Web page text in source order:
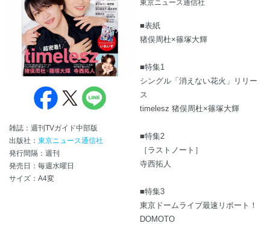
雑誌：週刊TVガイド中部版
出版社： 東京ニュース通信社
発行間隔：週刊
発売日：毎週水曜日
サイズ：A4変
東京ニュース通信社
■表紙
猪俣周杜×篠塚大輝
■特集1
シングル「消えない花火」リリー
ス
timelesz 猪俣周杜×篠塚大輝
■特集2
［ラストノート］
寺西拓人
■特集3
東京ドームライブ最速リポート！
DOMOTO